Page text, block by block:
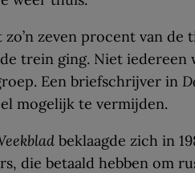
zeven procent van de
trein ging. Niet iedereen
Een briefschrijver in
mogelijk te vermijden.
beklaagde zich in
die betaald hebben om